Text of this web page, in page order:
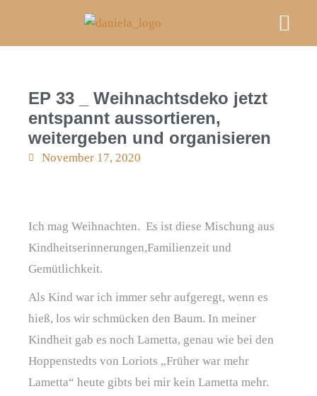
EP 33 _ Weihnachtsdeko jetzt
entspannt aussortieren,
weitergeben und organisieren
November 17, 2020
Ich mag Weihnachten. Es ist diese Mischung aus
Kindheitserinnerungen,Familienzeit und
Gemütlichkeit.
Als Kind war ich immer sehr aufgeregt, wenn es
hieß, los wir schmücken den Baum. In meiner
Kindheit gab es noch Lametta, genau wie bei den
Hoppenstedts von Loriots „Früher war mehr
Lametta“ heute gibts bei mir kein Lametta mehr.